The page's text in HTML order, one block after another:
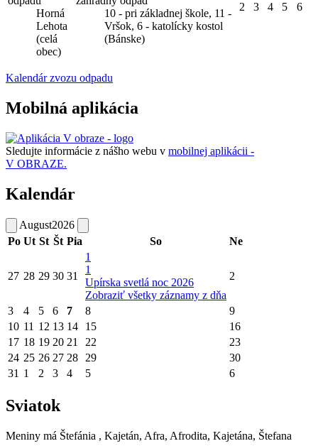
Horná
Lehota
(celá
obec)
10 - pri základnej škole, 11 -
Vršok, 6 - katolícky kostol
(Bánske)
2 3 4 5 6
Kalendár zvozu odpadu
Mobilná aplikácia
Sledujte informácie z nášho webu v mobilnej aplikácii -
V OBRAZE.
Kalendár
August2026
Po Ut St Št Pia So Ne
27 28 29 30 31
1
1
Upírska svetlá noc 2026
Zobraziť všetky záznamy z dňa
2
3 4 5 6 7 8
9
10 11 12 13 14 15
16
17 18 19 20 21 22
23
24 25 26 27 28 29
30
31 1 2 3 4 5 6
Sviatok
Meniny má Štefánia , Kajetán, Afra, Afrodita, Kajetána, Štefana